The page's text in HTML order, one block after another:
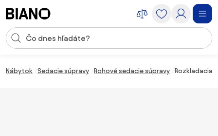
Vstup pre vyhľadávanie
Nábytok Sedacie súpravy Rohové sedacie súpravy Rozkladacia